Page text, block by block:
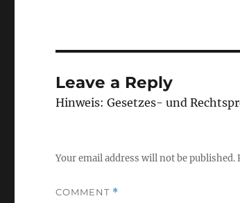
Leave a Reply
Hinweis: Gesetzes- und
Your email address will not be published.
COMMENT *